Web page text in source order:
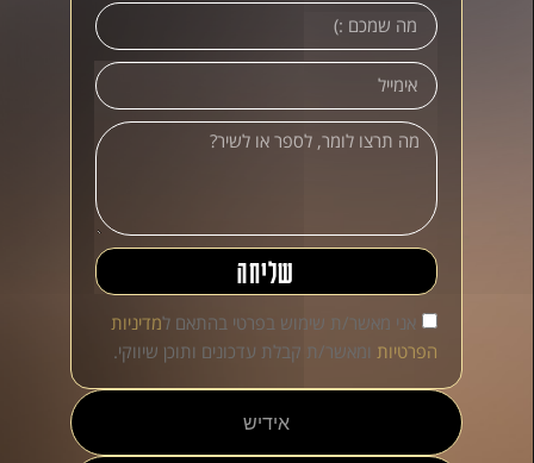
אידיש
אני מאשר/ת שימוש בפרטי בהתאם למדיניות
הפרטיות ומאשר/ת קבלת עדכונים ותוכן שיווקי.
שליחה